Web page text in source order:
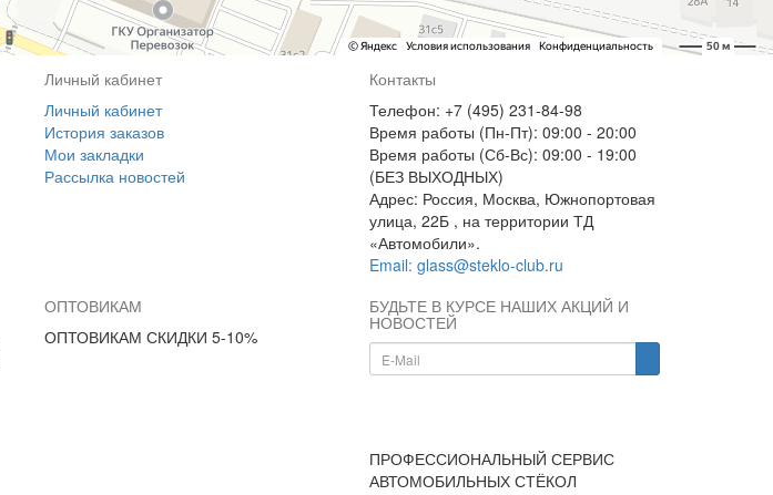
Личный кабинет
Личный кабинет
История заказов
Мои закладки
Рассылка новостей
Контакты
Телефон: +7 (495) 231-84-98
Время работы (Пн-Пт): 09:00 - 20:00
Время работы (Сб-Вс): 09:00 - 19:00
(БЕЗ ВЫХОДНЫХ)
Адрес: Россия, Москва, Южнопортовая
улица, 22Б , на территории ТД
«Автомобили».
Email: glass@steklo-club.ru
ОПТОВИКАМ
ОПТОВИКАМ СКИДКИ 5-10%
БУДЬТЕ В КУРСЕ НАШИХ АКЦИЙ И
НОВОСТЕЙ
ПРОФЕССИОНАЛЬНЫЙ СЕРВИС
АВТОМОБИЛЬНЫХ СТЁКОЛ